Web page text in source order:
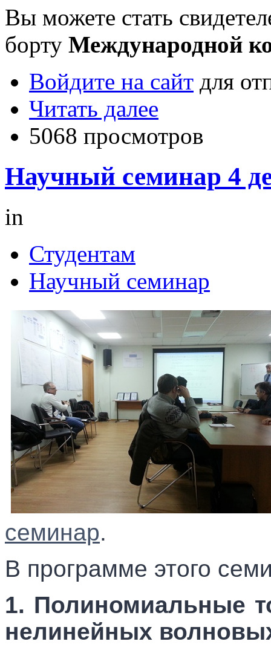
Вы можете стать
борту Международной
Войдите на сайт для
Читать далее
5068 просмотров
Научный семинар 4
in
Студентам
Научный семинар
семинар.
В программе этого
1. Полиномиальные
нелинейных